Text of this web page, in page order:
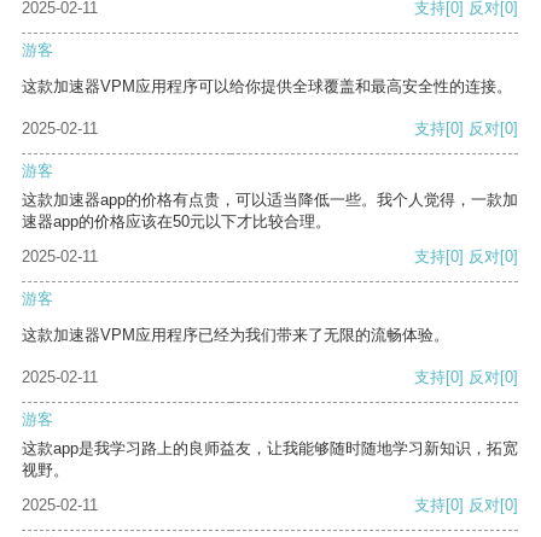
2025-02-11
支持[0] 反对[0]
游客
这款加速器VPM应用程序可以给你提供全球覆盖和最高安全性的连接。
2025-02-11 支持[0] 反对[0]
游客
这款加速器app的价格有点贵，可以适当降低一些。我个人觉得，一款加
速器app的价格应该在50元以下才比较合理。
2025-02-11
支持[0] 反对[0]
游客
这款加速器VPM应用程序已经为我们带来了无限的流畅体验。
2025-02-11 支持[0] 反对[0]
游客
这款app是我学习路上的良师益友，让我能够随时随地学习新知识，拓宽
视野。
2025-02-11
支持[0] 反对[0]